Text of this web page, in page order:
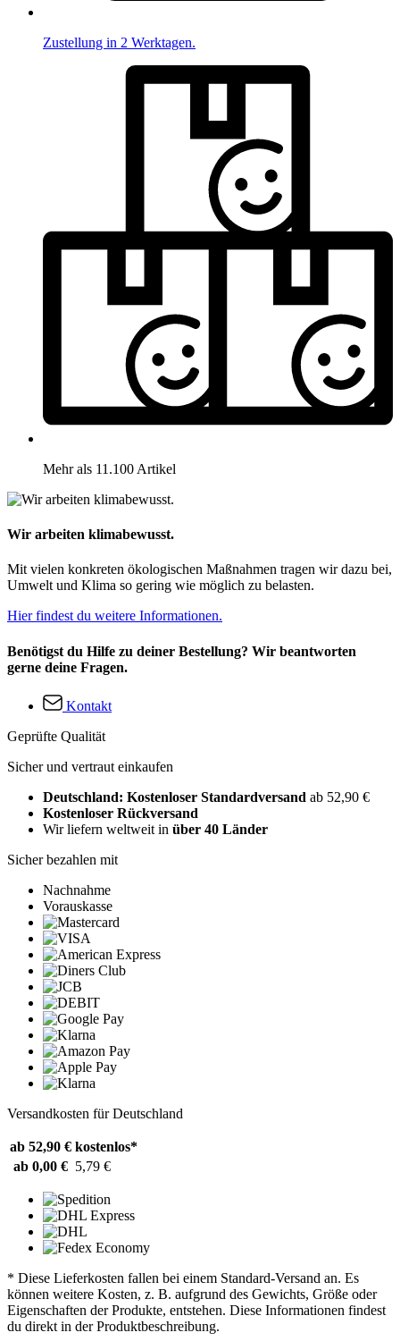
Zustellung in 2 Werktagen.
Mehr als 11.100 Artikel
Wir arbeiten klimabewusst.
Mit vielen konkreten ökologischen Maßnahmen tragen wir dazu bei,
Umwelt und Klima so gering wie möglich zu belasten.
Hier findest du weitere Informationen.
Benötigst du Hilfe zu deiner Bestellung? Wir beantworten
gerne deine Fragen.
Kontakt
Geprüfte Qualität
Sicher und vertraut einkaufen
Deutschland: Kostenloser Standardversand ab 52,90 €
Kostenloser Rückversand
Wir liefern weltweit in über 40 Länder
Sicher bezahlen mit
Nachnahme
Vorauskasse
Versandkosten für Deutschland
ab 52,90 € kostenlos*
ab 0,00 € 5,79 €
* Diese Lieferkosten fallen bei einem Standard-Versand an. Es
können weitere Kosten, z. B. aufgrund des Gewichts, Größe oder
Eigenschaften der Produkte, entstehen. Diese Informationen findest
du direkt in der Produktbeschreibung.